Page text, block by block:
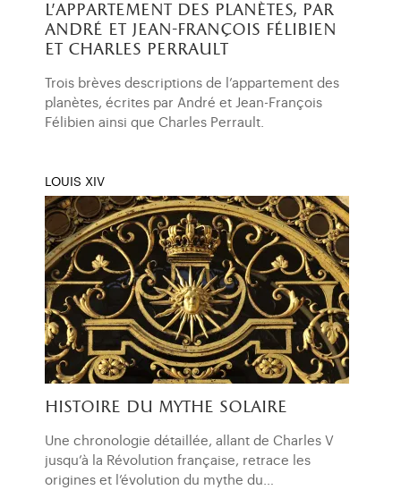
l’appartement des planètes, par
andré et jean-françois félibien
et charles perrault
Trois brèves descriptions de l’appartement des
planètes, écrites par André et Jean-François
Félibien ainsi que Charles Perrault.
LOUIS XIV
histoire du mythe solaire
Une chronologie détaillée, allant de Charles V
jusqu’à la Révolution française, retrace les
origines et l’évolution du mythe du…